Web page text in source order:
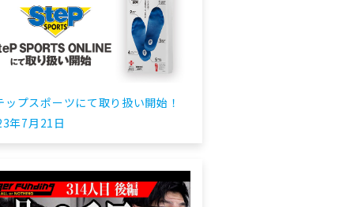
ップスポーツにて取り扱い開始！
年7月21日